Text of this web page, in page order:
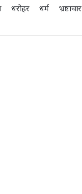
धरोहर धर्म भ्रष्टाचार